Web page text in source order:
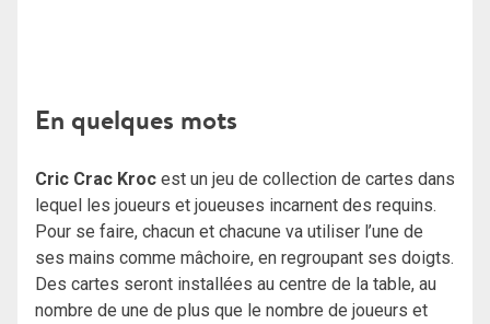
En quelques mots
Cric Crac Kroc est un jeu de collection de cartes dans
lequel les joueurs et joueuses incarnent des requins.
Pour se faire, chacun et chacune va utiliser l’une de
ses mains comme mâchoire, en regroupant ses doigts.
Des cartes seront installées au centre de la table, au
nombre de une de plus que le nombre de joueurs et